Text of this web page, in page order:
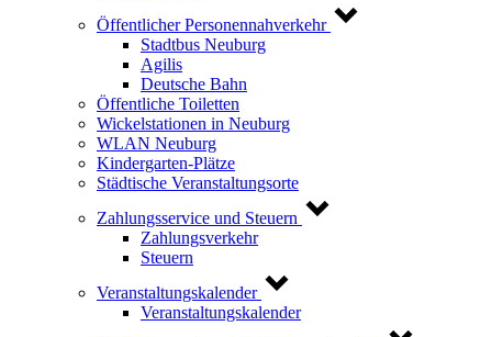
Öffentlicher Personennahverkehr
Stadtbus Neuburg
Agilis
Deutsche Bahn
Öffentliche Toiletten
Wickelstationen in Neuburg
WLAN Neuburg
Kindergarten-Plätze
Städtische Veranstaltungsorte
Zahlungsservice und Steuern
Zahlungsverkehr
Steuern
Veranstaltungskalender
Veranstaltungskalender